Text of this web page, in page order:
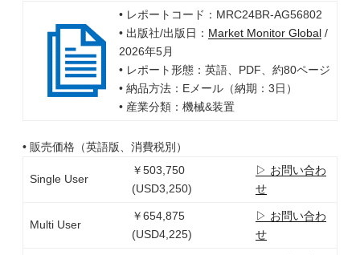
• レポートコード：MRC24BR-AG56802
• 出版社/出版日： Market Monitor Global/
2026年5月
• レポート形態：英語、PDF、約80ページ
• 納品方法：Eメール（納期：3日）
• 産業分類：機械&装置
• 販売価格（英語版、消費税別）
Single User
￥503,750
(USD3,250)
▷ お問い合わ
せ
Multi User
￥654,875
(USD4,225)
▷ お問い合わ
せ